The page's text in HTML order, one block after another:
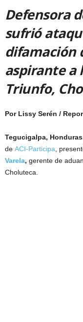
Defensora
sufrió
difamación
aspirante a
Triunfo,
Por Lissy Serén /
Tegucigalpa,
de ACI-Participa,
Varela, gerente de
Choluteca.